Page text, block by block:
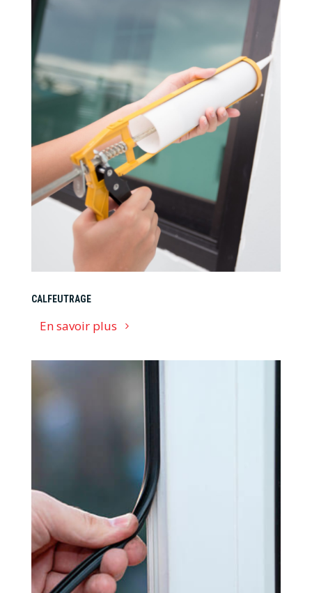
CALFEUTRAGE
En savoir plus